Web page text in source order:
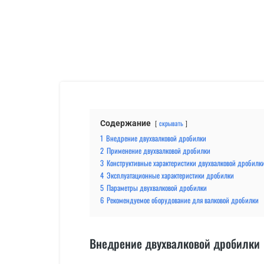
Содержание скрывать
1 Внедрение двухвалковой дробилки
2 Применение двухвалковой дробилки
3 Конструктивные характеристики двухвалковой
4 Эксплуатационные характеристики дробилки
5 Параметры двухвалковой дробилки
6 Рекомендуемое оборудование для валковой дробилки
Внедрение двухвалковой дробилки